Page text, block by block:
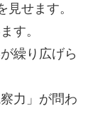
せます。
す。
繰り広げら
力」が問わ